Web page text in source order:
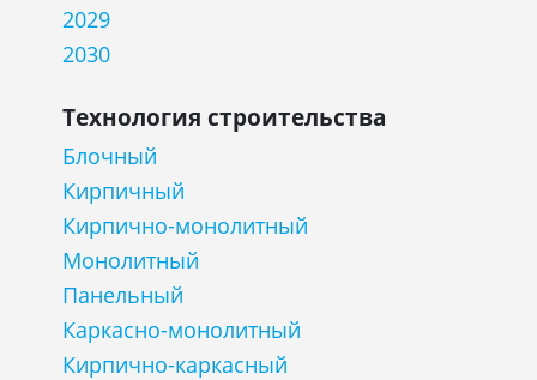
2029
2030
Технология строительства
Блочный
Кирпичный
Кирпично-монолитный
Монолитный
Панельный
Каркасно-монолитный
Кирпично-каркасный